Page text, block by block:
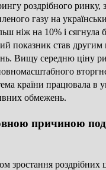
роздрібного ринку,
газу на
ніж на 10% і сягнула
показник став
Вищу середню ціну
країни працювала в
обмежень.
причиною
зростання роздрібних